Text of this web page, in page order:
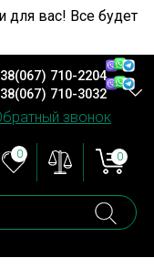
для вас! Все будет
710-2204
710-3032
звонок
0 0